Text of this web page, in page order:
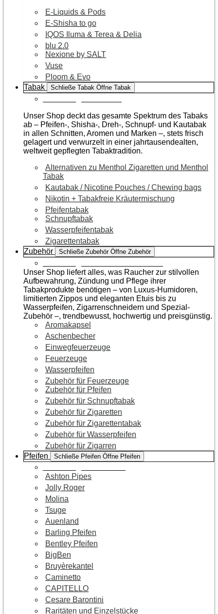
E-Liquids & Pods
E-Shisha to go
IQOS Iluma & Terea & Delia
blu 2.0
Nexione by SALT
Vuse
Ploom & Evo
Tabak
Schließe Tabak Öffne Tabak
Unser Shop deckt das gesamte Spektrum des Tabaks
ab – Pfeifen-, Shisha-, Dreh-, Schnupf- und Kautabak
in allen Schnitten, Aromen und Marken –, stets frisch
gelagert und verwurzelt in einer jahrtausendealten,
weltweit gepflegten Tabaktradition.
Alternativen zu Menthol Zigaretten und Menthol
Tabak
Kautabak / Nicotine Pouches / Chewing bags
Nikotin + Tabakfreie Kräutermischung
Pfeifentabak
Schnupftabak
Wasserpfeifentabak
Zigarettentabak
Zubehör
Schließe Zubehör Öffne Zubehör
Unser Shop liefert alles, was Raucher zur stilvollen
Aufbewahrung, Zündung und Pflege ihrer
Tabakprodukte benötigen – von Luxus-Humidoren,
limitierten Zippos und eleganten Etuis bis zu
Wasserpfeifen, Zigarrenschneidern und Spezial-
Zubehör –, trendbewusst, hochwertig und preisgünstig.
Aromakapsel
Aschenbecher
Einwegfeuerzeuge
Feuerzeuge
Wasserpfeifen
Zubehör für Feuerzeuge
Zubehör für Pfeifen
Zubehör für Schnupftabak
Zubehör für Zigaretten
Zubehör für Zigarettentabak
Zubehör für Wasserpfeifen
Zubehör für Zigarren
Pfeifen
Schließe Pfeifen Öffne Pfeifen
Ashton Pipes
Jolly Roger
Molina
Tsuge
Auenland
Barling Pfeifen
Bentley Pfeifen
BigBen
Bruyèrekantel
Caminetto
CAPITELLO
Cesare Barontini
Raritäten und Einzelstücke